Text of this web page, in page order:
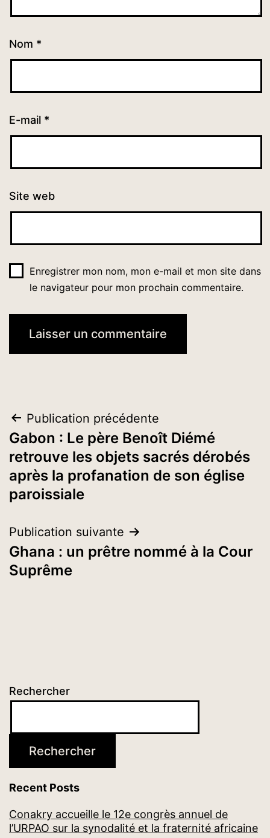
Nom *
E-mail *
Site web
Enregistrer mon nom, mon e-mail et mon site dans
le navigateur pour mon prochain commentaire.
Navigation
de
l’article
Publication précédente
Gabon : Le père Benoît Diémé
retrouve les objets sacrés dérobés
après la profanation de son église
paroissiale
Publication suivante
Ghana : un prêtre nommé à la Cour
Suprême
Rechercher
Rechercher
Recent Posts
Conakry accueille le 12e congrès annuel de
l’URPAO sur la synodalité et la fraternité africaine